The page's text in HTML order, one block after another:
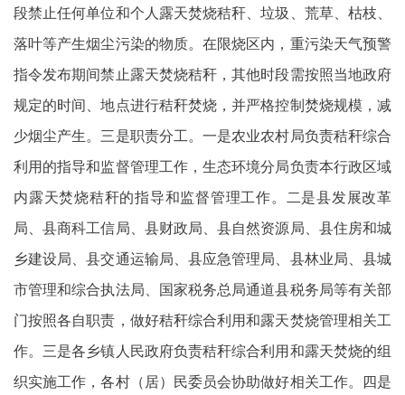
段禁止任何单位和个人露天焚烧秸秆、垃圾、荒草、枯枝、
落叶等产生烟尘污染的物质。在限烧区内，重污染天气预警
指令发布期间禁止露天焚烧秸秆，其他时段需按照当地政府
规定的时间、地点进行秸秆焚烧，并严格控制焚烧规模，减
少烟尘产生。三是职责分工。一是农业农村局负责秸秆综合
利用的指导和监督管理工作，生态环境分局负责本行政区域
内露天焚烧秸秆的指导和监督管理工作。二是县发展改革
局、县商科工信局、县财政局、县自然资源局、县住房和城
乡建设局、县交通运输局、县应急管理局、县林业局、县城
市管理和综合执法局、国家税务总局通道县税务局等有关部
门按照各自职责，做好秸秆综合利用和露天焚烧管理相关工
作。三是各乡镇人民政府负责秸秆综合利用和露天焚烧的组
织实施工作，各村（居）民委员会协助做好相关工作。四是